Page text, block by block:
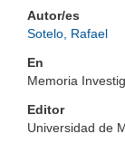
Autor/es
Sotelo, Rafael
En
Memoria
Editor
Universidad de